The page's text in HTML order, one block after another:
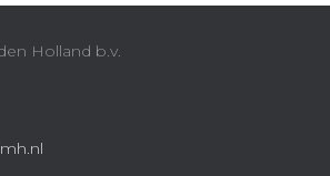
Holland b.v.